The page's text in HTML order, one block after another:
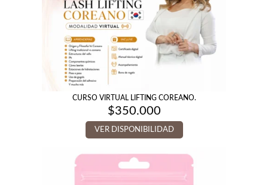
CURSO VIRTUAL LIFTING COREANO.
$350.000
VER DISPONIBILIDAD